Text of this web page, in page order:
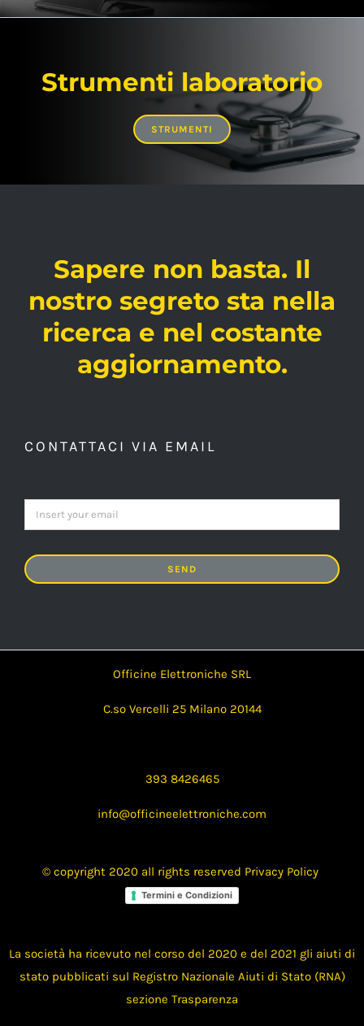
Strumenti laboratorio
STRUMENTI
Sapere non basta. Il
nostro segreto sta nella
ricerca e nel costante
aggiornamento.
CONTATTACI VIA EMAIL
SEND
Officine Elettroniche SRL
C.so Vercelli 25 Milano 20144
393 8426465
info@officineelettroniche.com
© copyright 2020 all rights reserved Privacy Policy
Termini e Condizioni
La società ha ricevuto nel corso del 2020 e del 2021 gli aiuti di
stato pubblicati sul Registro Nazionale Aiuti di Stato (RNA)
sezione Trasparenza